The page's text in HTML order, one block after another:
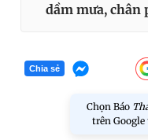
dầm mưa, chân
Chia sẻ
Chọn Báo
trên